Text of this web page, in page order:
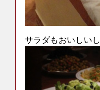
サラダもおいしいし